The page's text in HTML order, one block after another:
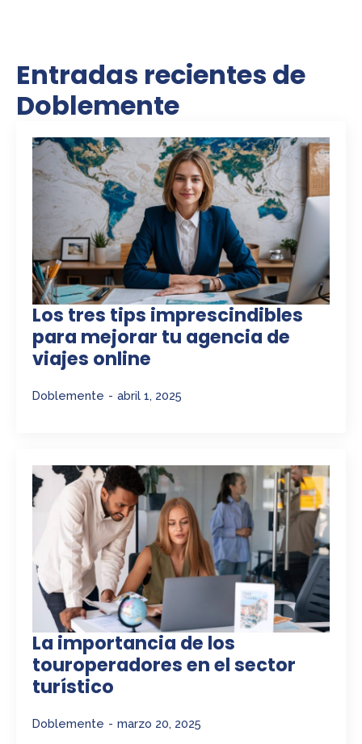
Entradas recientes de
Doblemente
Los tres tips imprescindibles
para mejorar tu agencia de
viajes online
Doblemente abril 1, 2025
La importancia de los
touroperadores en el sector
turístico
Doblemente marzo 20, 2025